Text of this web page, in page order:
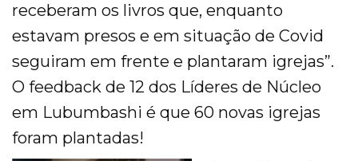
receberam os livros que, enquanto
estavam presos e em situação de Covid
seguiram em frente e plantaram igrejas”.
O feedback de 12 dos Líderes de Núcleo
em Lubumbashi é que 60 novas igrejas
foram plantadas!